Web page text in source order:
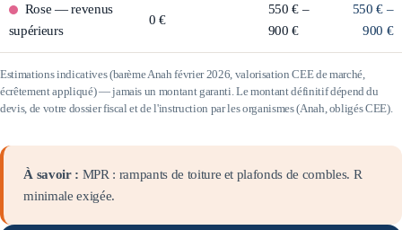
Rose —revenus
supérieurs
0 €
550 € –
900 €
550 € –
900 €
Estimations indicatives (barème Anah février 2026, valorisation CEE de marché,
écrêtement appliqué) — jamais un montant garanti. Le montant définitif dépend du
devis, de votre dossier fiscal et de l'instruction par les organismes (Anah, obligés CEE).
À savoir : MPR : rampants de toiture et plafonds de combles. R
minimale exigée.